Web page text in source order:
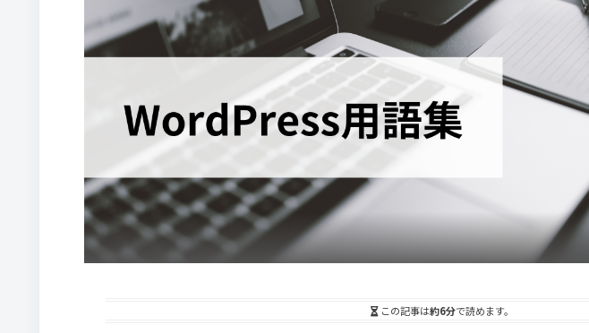
この記事は約6分で読めます。